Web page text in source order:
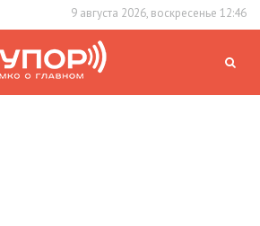
9 августа 2026, воскресенье 12:46